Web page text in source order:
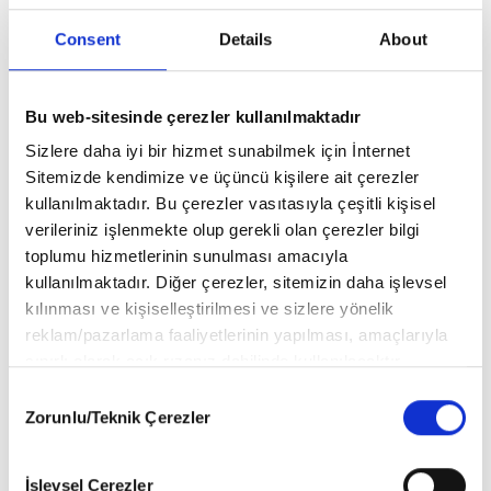
Consent Details About
Bu web-sitesinde çerezler kullanılmaktadır
Sizlere daha iyi bir hizmet sunabilmek için İnternet
Sitemizde kendimize ve üçüncü kişilere ait çerezler
kullanılmaktadır. Bu çerezler vasıtasıyla çeşitli kişisel
verileriniz işlenmekte olup gerekli olan çerezler bilgi
toplumu hizmetlerinin sunulması amacıyla
kullanılmaktadır. Diğer çerezler, sitemizin daha işlevsel
kılınması ve kişiselleştirilmesi ve sizlere yönelik
reklam/pazarlama faaliyetlerinin yapılması, amaçlarıyla
vasıtasıyla belirleyebilirsiniz. Çerezlere ilişkin detaylı bilgi
ziyaret edebilirsiniz.
Selection
Zorunlu/Teknik Çerezler
İşlevsel Çerezler
BU ÜRÜNLERE DE GÖZ AT